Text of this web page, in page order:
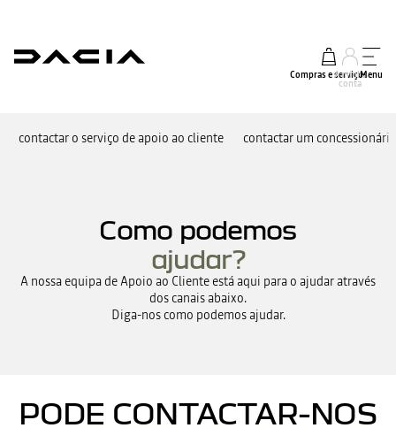
Compras e serviços
A minha
conta
Menu
contactar o serviço de apoio ao cliente contactar um concessionário
Como podemos
ajudar?
A nossa equipa de Apoio ao Cliente está aqui para o ajudar através
dos canais abaixo.
Diga-nos como podemos ajudar.
PODE CONTACTAR-NOS